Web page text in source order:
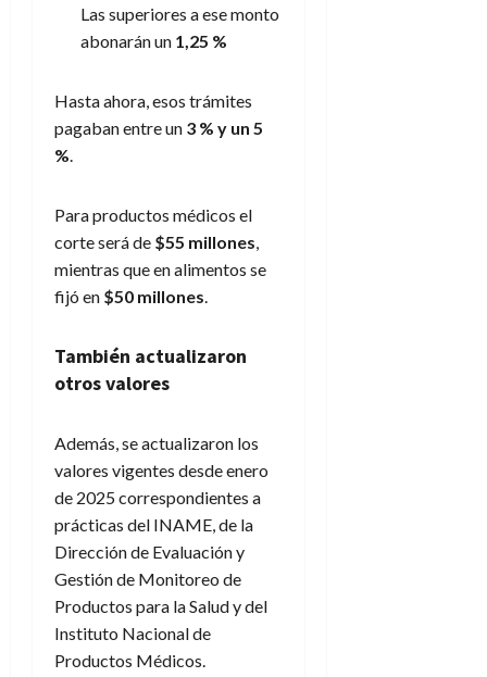
Las superiores a ese monto
abonarán un 1,25 %
Hasta ahora, esos trámites
pagaban entre un 3 % y un 5
%.
Para productos médicos el
corte será de $55 millones,
mientras que en alimentos se
fijó en $50 millones.
También actualizaron
otros valores
Además, se actualizaron los
valores vigentes desde enero
de 2025 correspondientes a
prácticas del INAME, de la
Dirección de Evaluación y
Gestión de Monitoreo de
Productos para la Salud y del
Instituto Nacional de
Productos Médicos.